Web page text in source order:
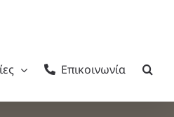
Επικοινωνία